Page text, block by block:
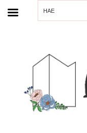
SEARCH